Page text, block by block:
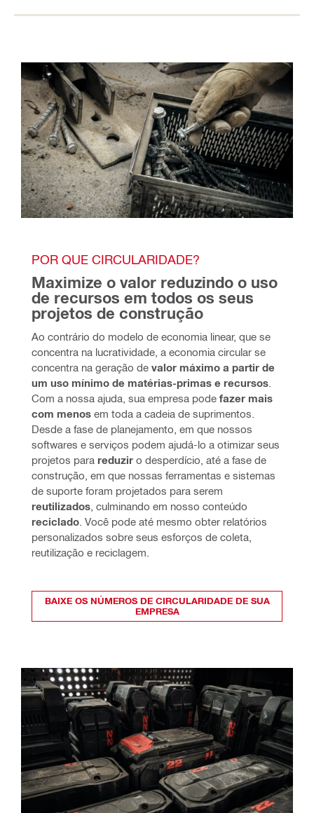
POR QUE CIRCULARIDADE?
Maximize o valor reduzindo o uso
de recursos em todos os seus
projetos de construção
Ao contrário do modelo de economia linear, que se
concentra na lucratividade, a economia circular se
concentra na geração de valor máximo a partir de
um uso mínimo de matérias-primas e recursos
Com a nossa ajuda, sua empresa pode fazer mais
com menos em toda a cadeia de suprimentos.
Desde a fase de planejamento, em que nossos
softwares e serviços podem ajudá-lo a otimizar seus
projetos para reduzir o desperdício, até a fase de
construção, em que nossas ferramentas e sistemas
reutilizados
reciclado . Você pode até mesmo obter relatórios
personalizados sobre seus esforços de coleta,
reutilização e reciclagem.
BAIXE OS NÚMEROS DE CIRCULARIDADE DE SUA
EMPRESA